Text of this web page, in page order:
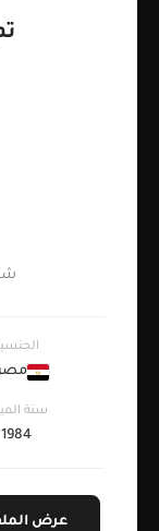
سنة
1984
عرض